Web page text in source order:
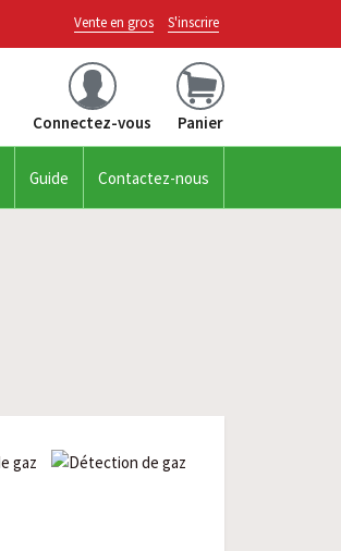
Vente en gros S'inscrire
Connectez-vous Panier
Guide Contactez-nous